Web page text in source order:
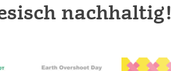
nachhaltig!